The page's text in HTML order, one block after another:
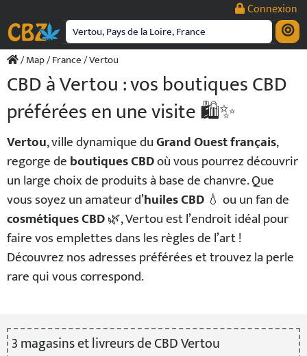
contenu
Connexion
/Map/France/ Vertou
CBD à Vertou : vos boutiques CBD
préférées en une visite 🛍️✨
Vertou, ville dynamique duGrand Ouest français,
regorge deboutiques CBDoù vous pourrez découvrir
un large choix de produits à base de chanvre. Que
vous soyez un amateur d’huiles CBD💧 ou un fan de
cosmétiques CBD🌿, Vertou est l’endroit idéal pour
faire vos emplettes dans les règles de l’art !
Découvrez nos adresses préférées et trouvez la perle
rare qui vous correspond.
3magasinset livreursde CBD Vertou